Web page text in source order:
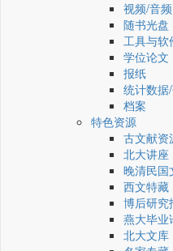
视频/音频
随书光盘
工具与软
学位论文
报纸
统计数据
档案
特色资源
古文献资
北大讲座
晚清民国
西文特藏
博后研究
燕大毕业
北大文库